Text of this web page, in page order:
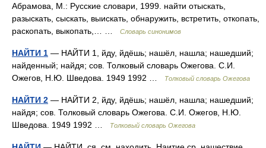
Абрамова, М.: Русские словари, 1999. найти отыскать,
разыскать, сыскать, выискать, обнаружить, встретить, откопать,
раскопать, выкопать,… …
Словарь синонимов
НАЙТИ 1 — НАЙТИ 1, йду, йдёшь; нашёл, нашла; нашедший;
найденный; найдя; сов. Толковый словарь Ожегова. С.И.
Ожегов, Н.Ю. Шведова. 1949 1992 …
Толковый словарь Ожегова
НАЙТИ 2 — НАЙТИ 2, йду, йдёшь; нашёл, нашла; нашедший;
найдя; сов. Толковый словарь Ожегова. С.И. Ожегов, Н.Ю.
Шведова. 1949 1992 …
Толковый словарь Ожегова